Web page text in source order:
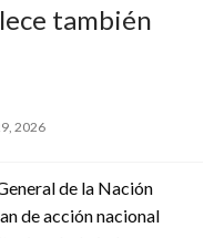
también
2026
de la Nación
de acción nacional